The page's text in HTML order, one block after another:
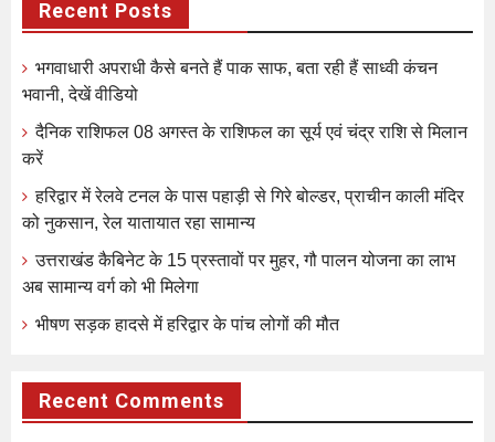
Recent Posts
भगवाधारी अपराधी कैसे बनते हैं पाक साफ, बता रही हैं साध्वी कंचन
भवानी, देखें वीडियो
दैनिक राशिफल 08 अगस्त के राशिफल का सूर्य एवं चंद्र राशि से मिलान
करें
हरिद्वार में रेलवे टनल के पास पहाड़ी से गिरे बोल्डर, प्राचीन काली मंदिर
को नुकसान, रेल यातायात रहा सामान्य
उत्तराखंड कैबिनेट के 15 प्रस्तावों पर मुहर, गौ पालन योजना का लाभ
अब सामान्य वर्ग को भी मिलेगा
भीषण सड़क हादसे में हरिद्वार के पांच लोगों की मौत
Recent Comments